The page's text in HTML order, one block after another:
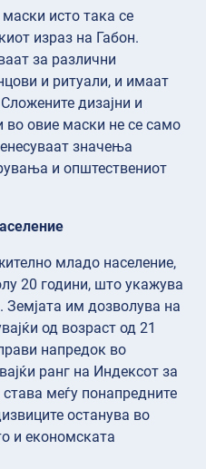
исто така се
израз на Габон.
за различни
и ритуали, и имаат
дизајни и
во овие маски не се само
значења
и општествениот
младо население,
20 години, што укажува
им дозволува на
од возраст од 21
напредок во
ранг на Индексот за
меѓу понапредните
останува во
и економската